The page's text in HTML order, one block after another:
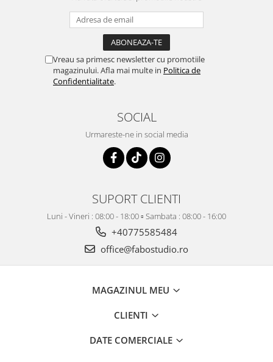
Vreau sa primesc newsletter cu promotiile
magazinului. Afla mai multe in Politica de
Confidentialitate.
SOCIAL
Urmareste-ne in social media
SUPORT CLIENTI
Luni - Vineri : 08:00 - 18:00 ▫️ Sambata : 08:00 - 16:00
+40775585484
office@fabostudio.ro
MAGAZINUL MEU
CLIENTI
DATE COMERCIALE